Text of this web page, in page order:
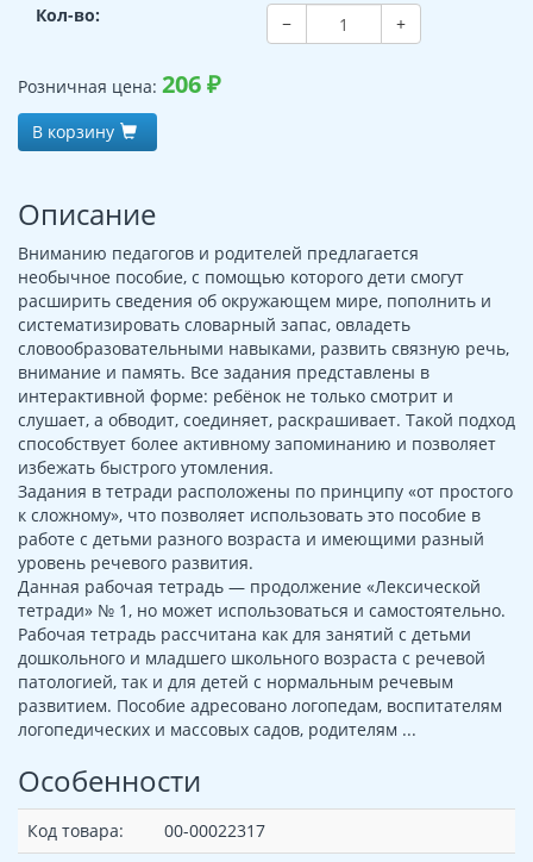
Кол-во: − +
Розничная цена: 206₽
В корзину
Описание
Вниманию педагогов и родителей предлагается
необычное пособие, с помощью которого дети смогут
расширить сведения об окружающем мире, пополнить и
систематизировать словарный запас, овладеть
словообразовательными навыками, развить связную речь,
внимание и память. Все задания представлены в
интерактивной форме: ребёнок не только смотрит и
слушает, а обводит, соединяет, раскрашивает. Такой подход
способствует более активному запоминанию и позволяет
избежать быстрого утомления.
Задания в тетради расположены по принципу «от простого
к сложному», что позволяет использовать это пособие в
работе с детьми разного возраста и имеющими разный
уровень речевого развития.
Данная рабочая тетрадь — продолжение «Лексической
тетради» № 1, но может использоваться и самостоятельно.
Рабочая тетрадь рассчитана как для занятий с детьми
дошкольного и младшего школьного возраста с речевой
патологией, так и для детей с нормальным речевым
развитием. Пособие адресовано логопедам, воспитателям
логопедических и массовых садов, родителям ...
Особенности
Код товара:
00-00022317